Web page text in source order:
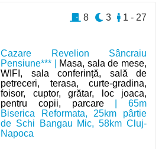
Cazare Revelion Sâncraiu
Pensiune*** |
Masa, sala de mese,
WIFI, sala conferință, sală de
petreceri, terasa, curte-gradina,
foisor, cuptor, grătar, loc joaca,
pentru copii, parcare| 65m
Biserica Reformata, 25km pârtie
de Schi Bangau Mic, 58km Cluj-
Napoca
1 - 27
3
8